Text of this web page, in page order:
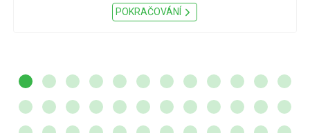
POKRAČOVÁNÍ